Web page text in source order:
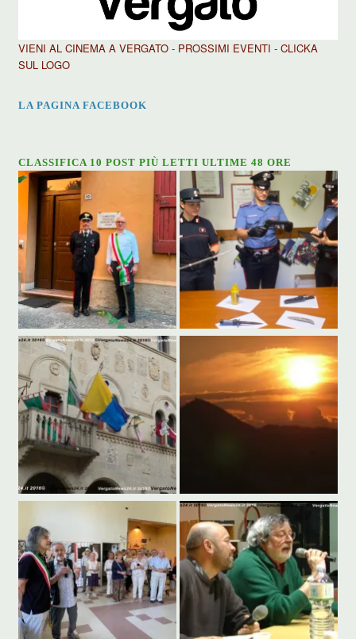
VIENI AL CINEMA A VERGATO - PROSSIMI EVENTI - CLICKA
SUL LOGO
LA PAGINA FACEBOOK
CLASSIFICA 10 POST PIÙ LETTI ULTIME 48 ORE